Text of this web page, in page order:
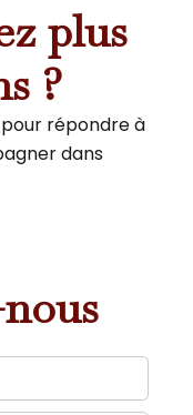
plus
?
répondre à
dans